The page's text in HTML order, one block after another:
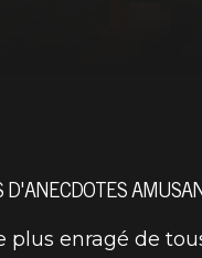
enragé de